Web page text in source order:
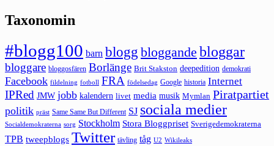
Taxonomin
#blogg100 barn blogg bloggande bloggar
bloggare bloggosfären Borlänge Brit Stakston deepedition demokrati
Facebook fildelning fotboll FRA födelsedag Google historia Internet
IPRed JMW jobb kalendern livet media musik Mymlan Piratpartiet
politik präst Same Same But Different SJ sociala medier
Socialdemokraterna sorg Stockholm Stora Bloggpriset Sverigedemokraterna
TPB tweepblogs Twitter tävling tåg U2 Wikileaks